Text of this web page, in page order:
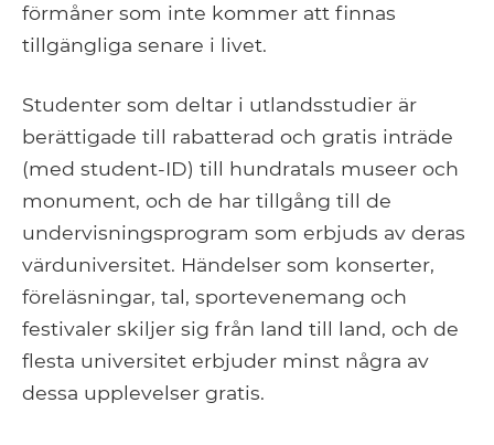
förmåner som inte kommer att finnas
tillgängliga senare i livet.
Studenter som deltar i utlandsstudier är
berättigade till rabatterad och gratis inträde
(med student-ID) till hundratals museer och
monument, och de har tillgång till de
undervisningsprogram som erbjuds av deras
värduniversitet. Händelser som konserter,
föreläsningar, tal, sportevenemang och
festivaler skiljer sig från land till land, och de
flesta universitet erbjuder minst några av
dessa upplevelser gratis.